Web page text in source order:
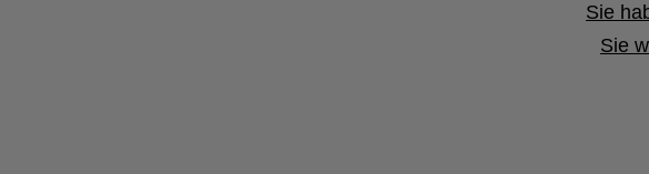
Sie
Sie